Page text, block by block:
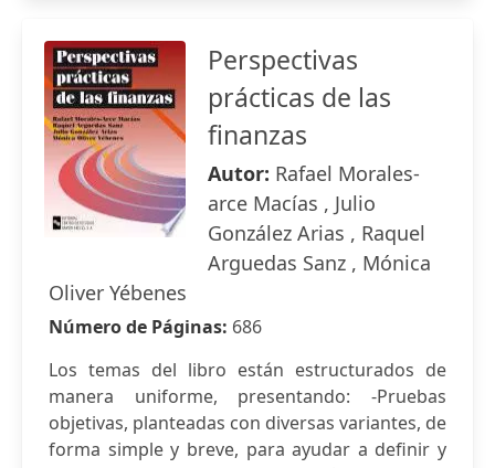
Perspectivas
prácticas de las
finanzas
Autor: Rafael Morales-
arce Macías , Julio
González Arias , Raquel
Arguedas Sanz , Mónica
Oliver Yébenes
Número de Páginas: 686
Los temas del libro están estructurados de
manera uniforme, presentando: -Pruebas
objetivas, planteadas con diversas variantes, de
forma simple y breve, para ayudar a definir y